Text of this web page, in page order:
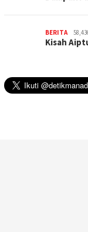
BERITA
Kisah